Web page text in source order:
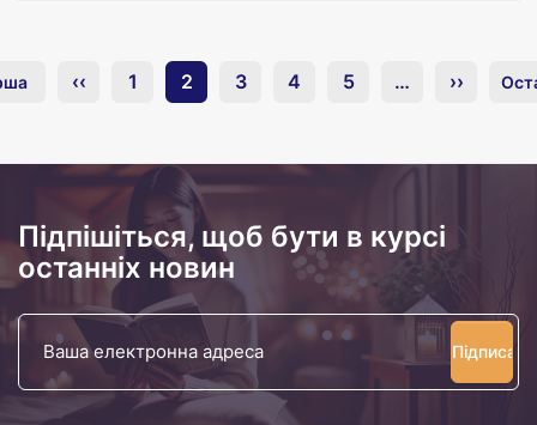
‹‹ 1 2 3 4 5 … ››
Підпішіться, щоб бути в курсі
останніх новин
Ваша
електронна